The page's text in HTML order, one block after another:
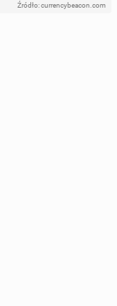
Źródło: currencybeacon.com